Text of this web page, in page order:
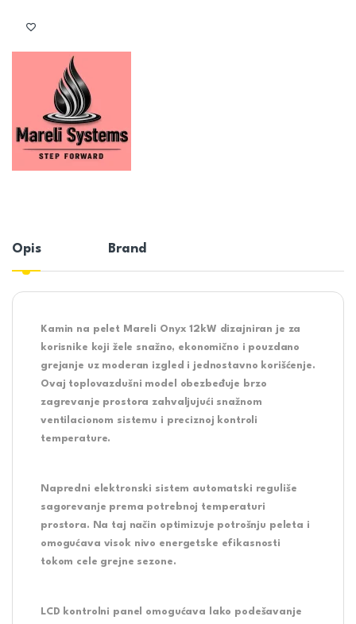
Opis Brand
Kamin na pelet Mareli Onyx 12kW dizajniran je za
korisnike koji žele snažno, ekonomično i pouzdano
grejanje uz moderan izgled i jednostavno korišćenje.
Ovaj toplovazdušni model obezbeđuje brzo
zagrevanje prostora zahvaljujući snažnom
ventilacionom sistemu i preciznoj kontroli
temperature.
Napredni elektronski sistem automatski reguliše
sagorevanje prema potrebnoj temperaturi
prostora. Na taj način optimizuje potrošnju peleta i
omogućava visok nivo energetske efikasnosti
tokom cele grejne sezone.
LCD kontrolni panel omogućava lako podešavanje